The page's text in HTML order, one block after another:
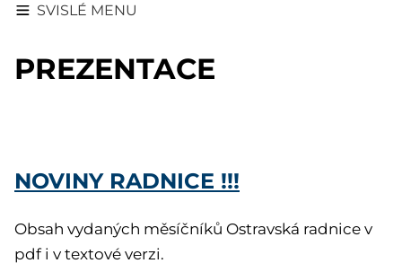
SVISLÉ MENU
PREZENTACE
NOVINY RADNICE !!!
Obsah vydaných měsíčníků Ostravská radnice v
pdf i v textové verzi.